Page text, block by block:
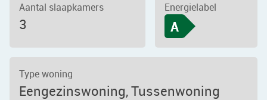
Aantal slaapkamers
3
Energielabel
A
Type woning
Eengezinswoning, Tussenwoning